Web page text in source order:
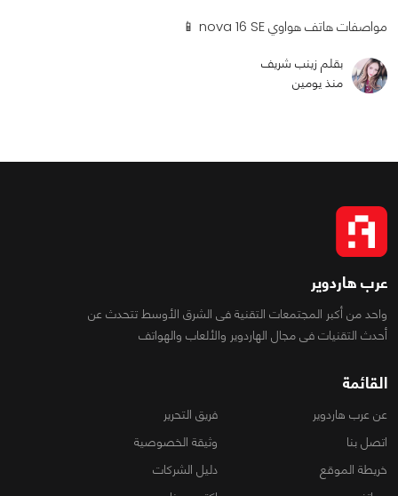
مواصفات هاتف هواوي nova 16 SE 📱
بقلم زينب شريف
منذ يومين
عرب هاردوير
واحد من أكبر المجتمعات التقنية فى الشرق الأوسط تتحدث عن
أحدث التقنيات فى مجال الهاردوير والألعاب والهواتف
القائمة
عن عرب هاردوير
فريق التحرير
اتصل بنا
وثيقة الخصوصية
خريطة الموقع
دليل الشركات